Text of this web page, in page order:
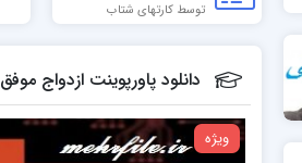
توسط کارتهای شتاب
دانلود پاورپوینت ازدواج موفق
ویژه